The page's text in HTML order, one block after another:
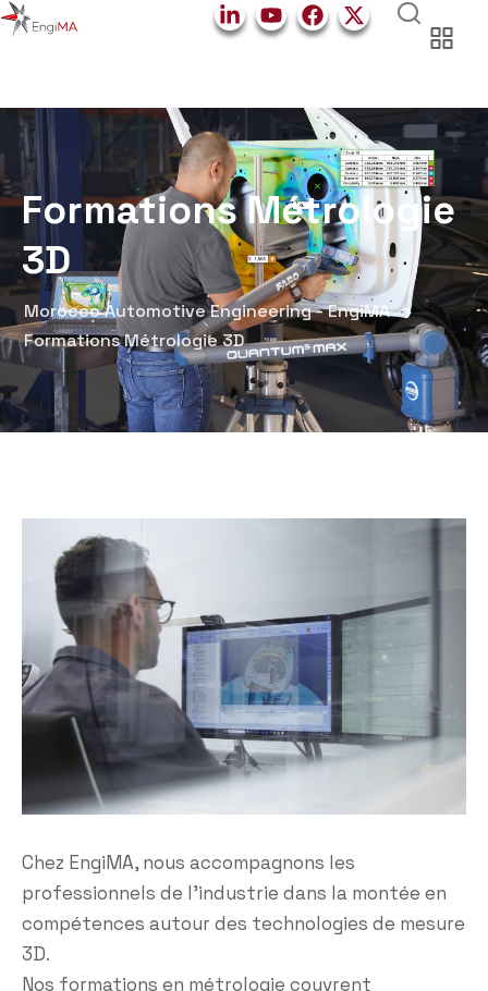
Formations Métrologie
3D
Morocco Automotive Engineering - EngiMA
Formations Métrologie 3D
Chez EngiMA, nous accompagnons les
professionnels de l’industrie dans la montée en
compétences autour des technologies de mesure
3D.
Nos formations en métrologie couvrent